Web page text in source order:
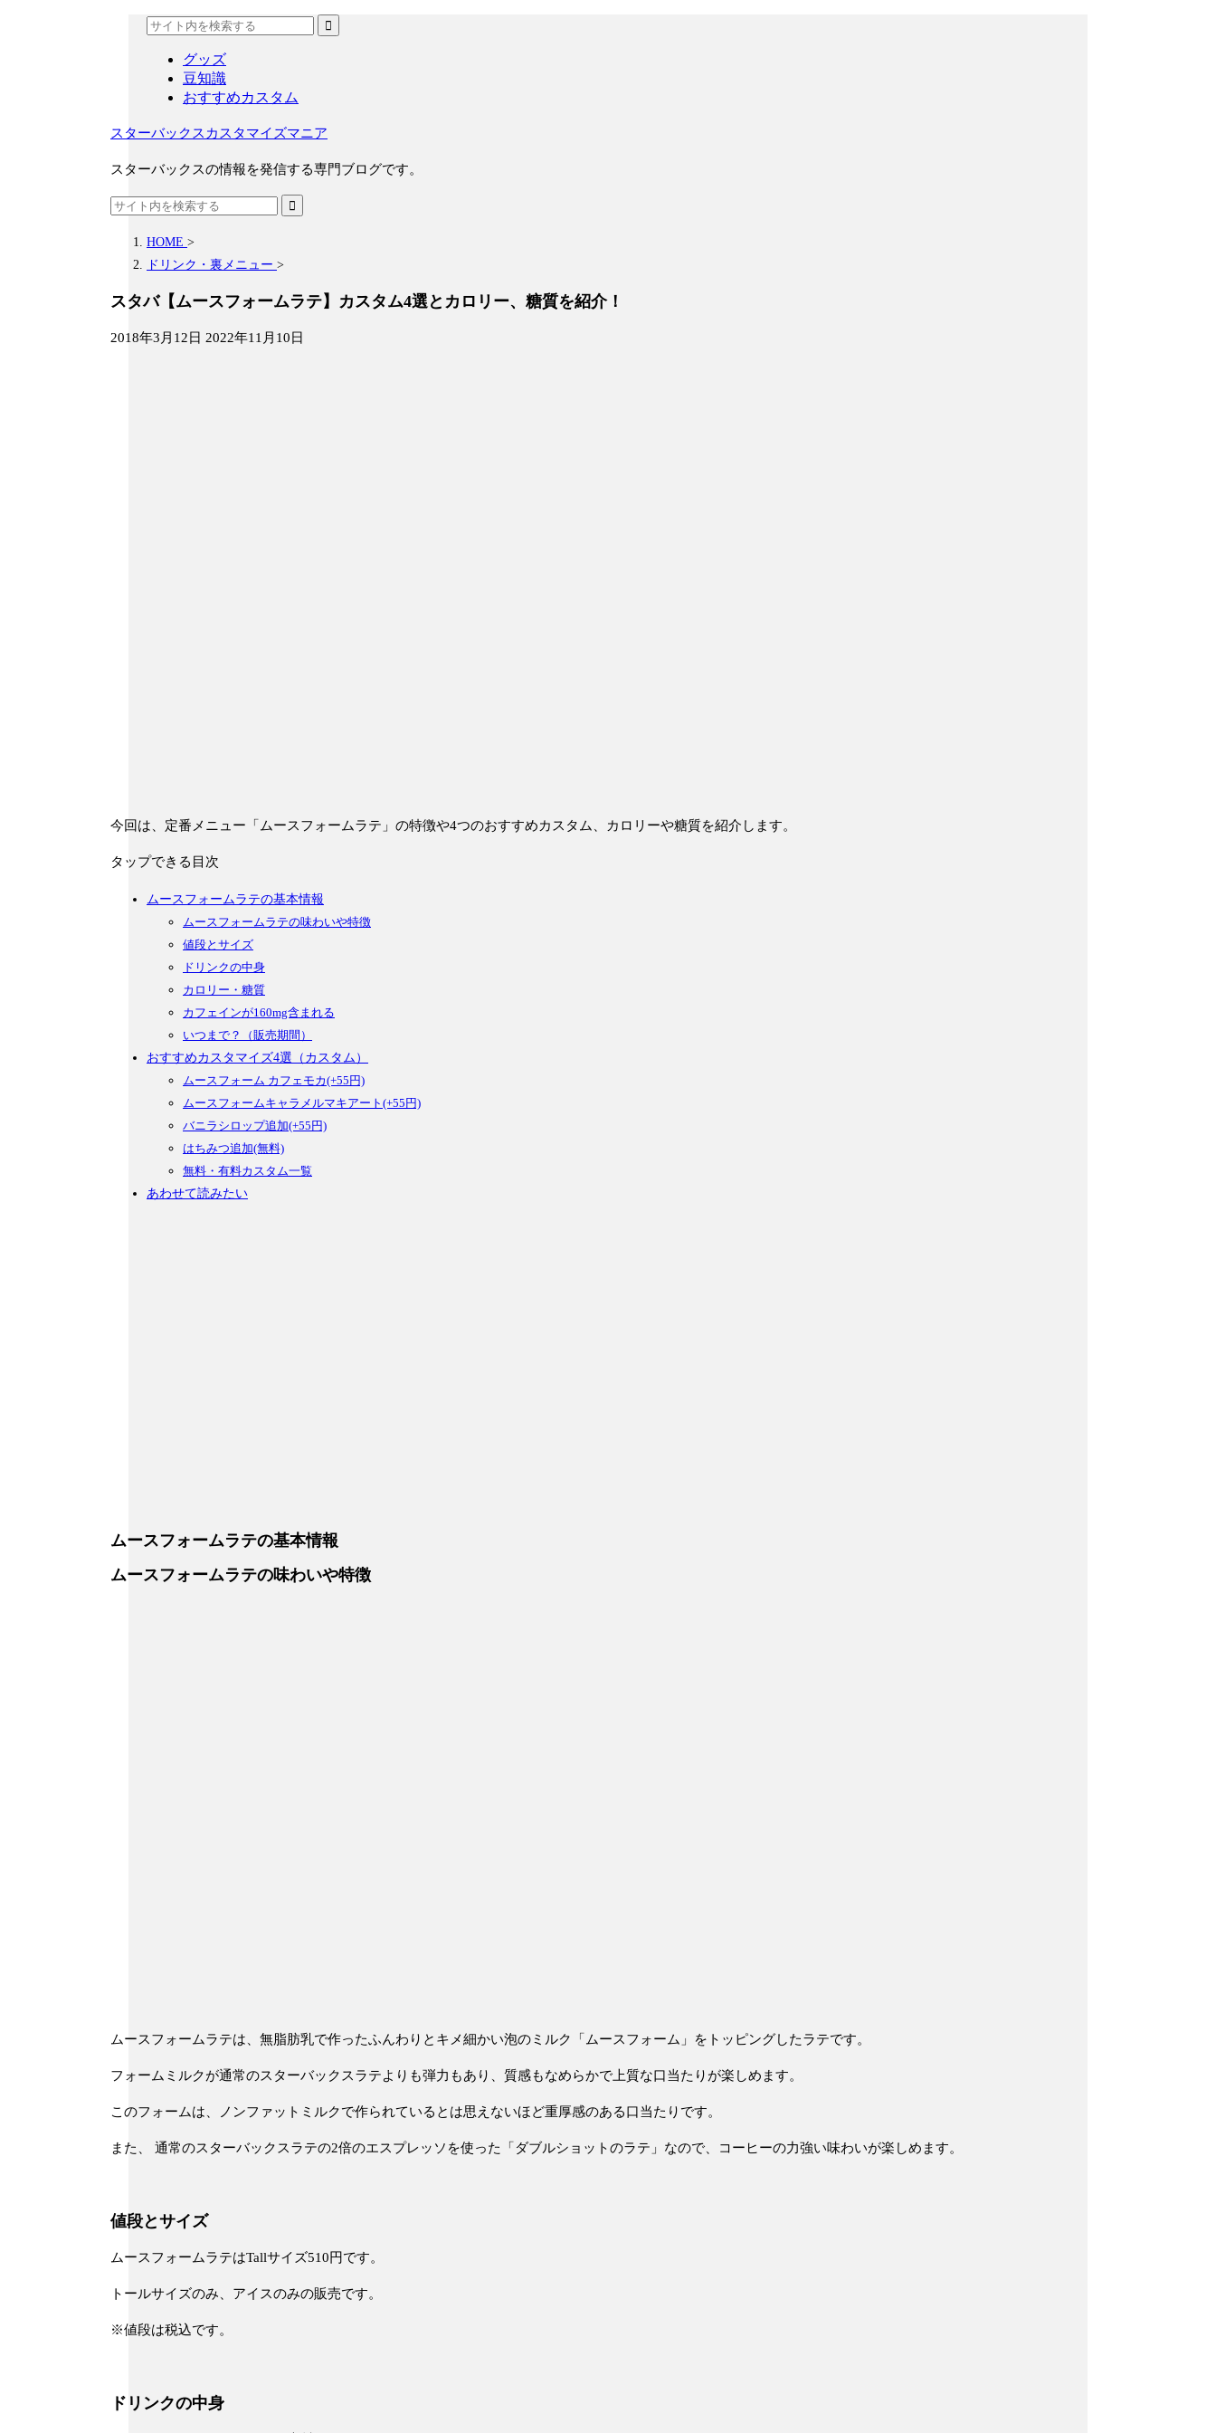
グッズ
豆知識
おすすめカスタム
スターバックスカスタマイズマニア
スターバックスの情報を発信する専門ブログです。
HOME >
ドリンク・裏メニュー >
スタバ【ムースフォームラテ】カスタム4選とカロリー、糖質を紹介！
2018年3月12日 2022年11月10日
今回は、定番メニュー「ムースフォームラテ」の特徴や4つのおすすめカスタム、カロリーや糖質を紹介します。
タップできる目次
ムースフォームラテの基本情報
ムースフォームラテの味わいや特徴
値段とサイズ
ドリンクの中身
カロリー・糖質
カフェインが160mg含まれる
いつまで？（販売期間）
おすすめカスタマイズ4選（カスタム）
ムースフォーム カフェモカ(+55円)
ムースフォームキャラメルマキアート(+55円)
バニラシロップ追加(+55円)
はちみつ追加(無料)
無料・有料カスタム一覧
あわせて読みたい
ムースフォームラテの基本情報
ムースフォームラテの味わいや特徴
ムースフォームラテは、無脂肪乳で作ったふんわりとキメ細かい泡のミルク「ムースフォーム」をトッピングしたラテです。
フォームミルクが通常のスターバックスラテよりも弾力もあり、質感もなめらかで上質な口当たり が楽しめます。
このフォームは、ノンファットミルクで作られているとは思えないほど重厚感のある口当たり です。
また、 通常のスターバックスラテの2倍のエスプレッソを使った「ダブルショットのラテ」なので、 コーヒーの力強い味わいが楽しめます。
値段とサイズ
ムースフォームラテはTallサイズ510円です。
トールサイズのみ、アイスのみの販売です。
※値段は税込です。
ドリンクの中身